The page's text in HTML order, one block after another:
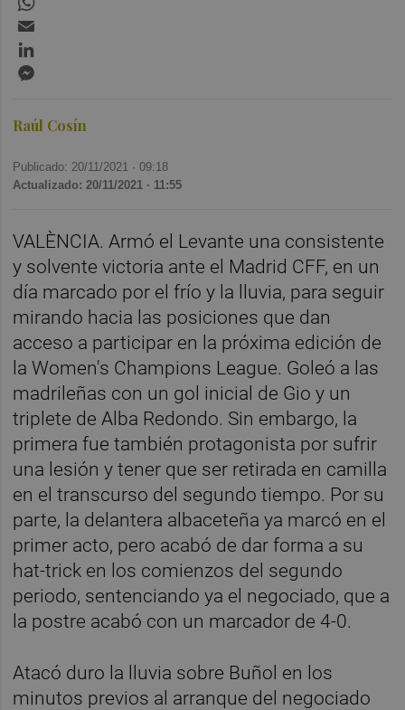
Raúl Cosín
Publicado: 20/11/2021 ·09:18
Actualizado: 20/11/2021 · 11:55
VALÈNCIA. Armó el Levante una consistente
y solvente victoria ante el Madrid CFF, en un
día marcado por el frío y la lluvia, para seguir
mirando hacia las posiciones que dan
acceso a participar en la próxima edición de
la Women's Champions League. Goleó a las
madrileñas con un gol inicial de Gio y un
triplete de Alba Redondo. Sin embargo, la
primera fue también protagonista por sufrir
una lesión y tener que ser retirada en camilla
en el transcurso del segundo tiempo. Por su
parte, la delantera albaceteña ya marcó en el
primer acto, pero acabó de dar forma a su
hat-trick en los comienzos del segundo
periodo, sentenciando ya el negociado, que a
la postre acabó con un marcador de 4-0.
Atacó duro la lluvia sobre Buñol en los
minutos previos al arranque del negociado